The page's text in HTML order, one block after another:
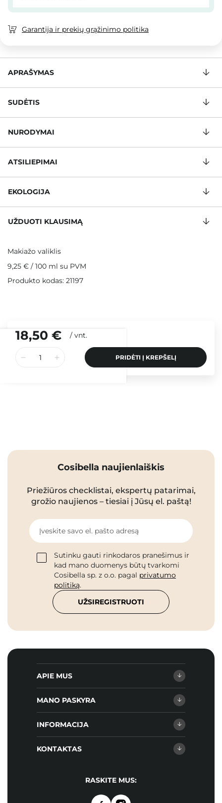
18,50 € / vnt.
PRIDĖTI Į KREPŠELĮ
Garantija ir prekių grąžinimo politika
APRAŠYMAS
SUDĖTIS
NURODYMAI
ATSILIEPIMAI
EKOLOGIJA
UŽDUOTI KLAUSIMĄ
Makiažo valiklis
9,25 € / 100 ml su PVM
Produkto kodas: 21197
Cosibella naujienlaiškis
Priežiūros checklistai, ekspertų patarimai,
grožio naujienos – tiesiai į Jūsų el. paštą!
Įveskite savo el. pašto adresą
Sutinku gauti rinkodaros pranešimus ir
kad mano duomenys būtų tvarkomi
Cosibella sp. z o.o. pagal privatumo
politiką.
UŽSIREGISTRUOTI
APIE MUS
MANO PASKYRA
INFORMACIJA
KONTAKTAS
RASKITE MUS: